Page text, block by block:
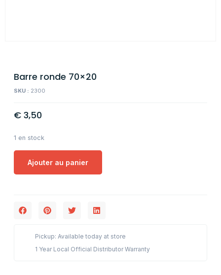
Barre ronde 70×20
SKU : 2300
€ 3,50
1 en stock
Ajouter au panier
Pickup: Available today at store
1 Year Local Official Distributor Warranty